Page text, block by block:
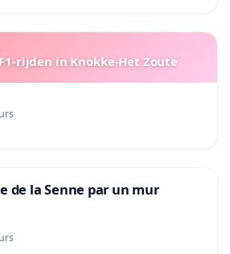
rijden in Knokke-Het Zoute
de la Senne par un mur